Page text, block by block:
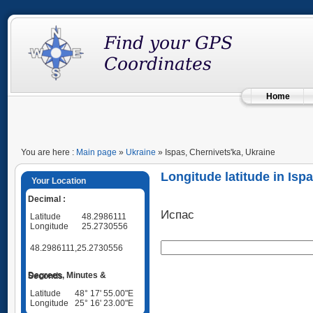
Home
You are here : Main page » Ukraine » Ispas, Chernivets'ka, Ukraine
Your Location
Decimal :
Latitude
48.2986111
Longitude
25.2730556
48.2986111,25.2730556
Degrees, Minutes & Seconds
Latitude
48° 17' 55.00"E
Longitude
25° 16' 23.00"E
Longitude latitude in
Испас